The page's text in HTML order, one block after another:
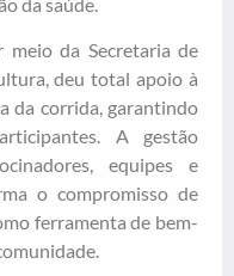
meio da Secretaria de
deu total apoio à
da corrida, garantindo
A gestão
equipes e
o compromisso de
ferramenta de bem-